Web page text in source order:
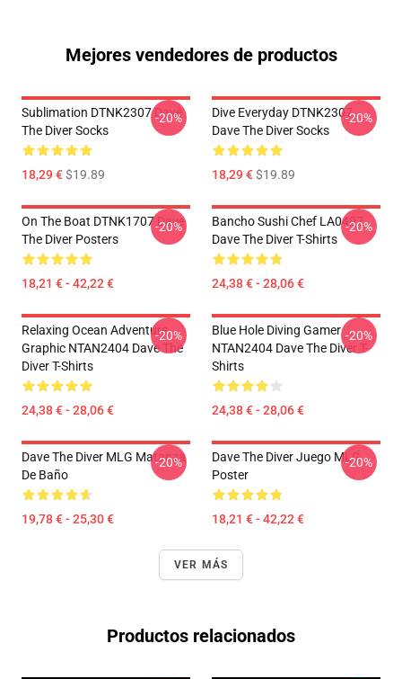
Mejores vendedores de productos
Sublimation DTNK2307 Dave
The Diver Socks
18,29 €$19.89
-20%
Dive Everyday DTNK2307
Dave The Diver Socks
18,29 €$19.89
-20%
On The Boat DTNK1707 Dave
The Diver Posters
18,21 € - 42,22 €
-20%
Bancho Sushi Chef LA0407
Dave The Diver T-Shirts
24,38 € - 28,06 €
-20%
Relaxing Ocean Adventure
Graphic NTAN2404 Dave The
Diver T-Shirts
24,38 € - 28,06 €
-20%
Blue Hole Diving Gamer
NTAN2404 Dave The Diver T-
Shirts
24,38 € - 28,06 €
-20%
Dave The Diver MLG Matanza
De Baño
19,78 € - 25,30 €
-20%
Dave The Diver Juego MLG
Poster
18,21 € - 42,22 €
-20%
VER MÁS
Productos relacionados